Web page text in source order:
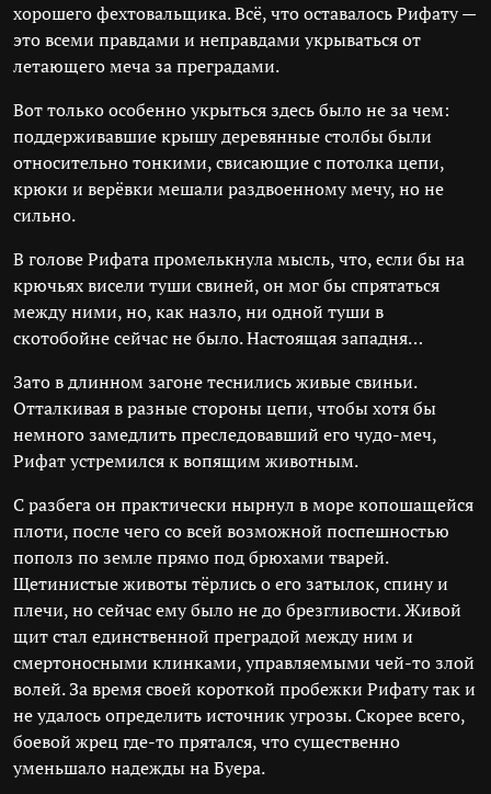
хорошего фехтовальщика. Всё, что оставалось Рифату —
это всеми правдами и неправдами укрываться от
летающего меча за преградами.
Вот только особенно укрыться здесь было не за чем:
поддерживавшие крышу деревянные столбы были
относительно тонкими, свисающие с потолка цепи,
крюки и верёвки мешали раздвоенному мечу, но не
сильно.
В голове Рифата промелькнула мысль, что, если бы на
крючьях висели туши свиней, он мог бы спрятаться
между ними, но, как назло, ни одной туши в
скотобойне сейчас не было. Настоящая западня…
Зато в длинном загоне теснились живые свиньи.
Отталкивая в разные стороны цепи, чтобы хотя бы
немного замедлить преследовавший его чудо-меч,
Рифат устремился к вопящим животным.
С разбега он практически нырнул в море копошащейся
плоти, после чего со всей возможной поспешностью
пополз по земле прямо под брюхами тварей.
Щетинистые животы тёрлись о его затылок, спину и
плечи, но сейчас ему было не до брезгливости. Живой
щит стал единственной преградой между ним и
смертоносными клинками, управляемыми чей-то злой
волей. За время своей короткой пробежки Рифату так и
не удалось определить источник угрозы. Скорее всего,
боевой жрец где-то прятался, что существенно
уменьшало надежды на Буера.